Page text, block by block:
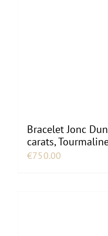
Bracelet Jonc
carats,
€750.00